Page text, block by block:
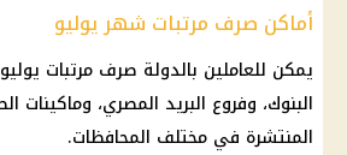
أماكن صرف مرتبات شهر يوليو
يمكن للعاملين بالدولة صرف مرتبات يوليو
المنتشرة في مختلف المحافظات.